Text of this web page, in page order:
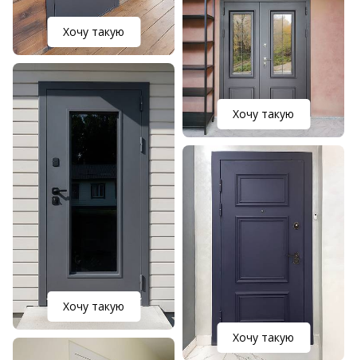
Хочу такую
Хочу такую
Хочу такую
Хочу такую